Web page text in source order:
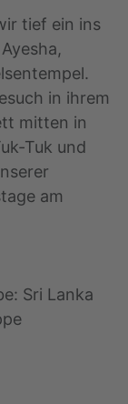
tief ein ins
in ihrem
mitten in
Tuk und
am
Sri Lanka